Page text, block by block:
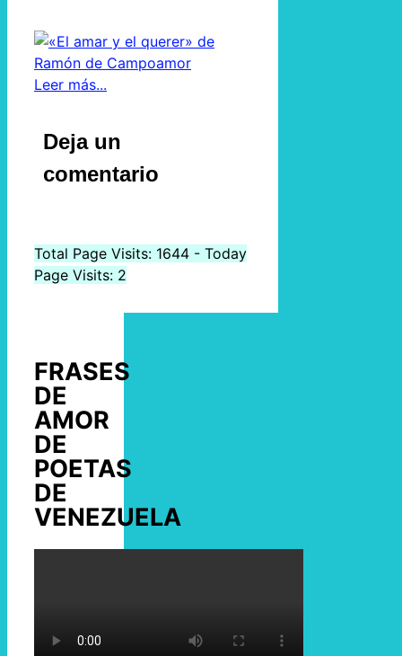
Leer más...
Deja un
comentario
Total Page Visits: 1644 - Today
Page Visits: 2
FRASES
DE
AMOR
DE
POETAS
DE
VENEZUELA